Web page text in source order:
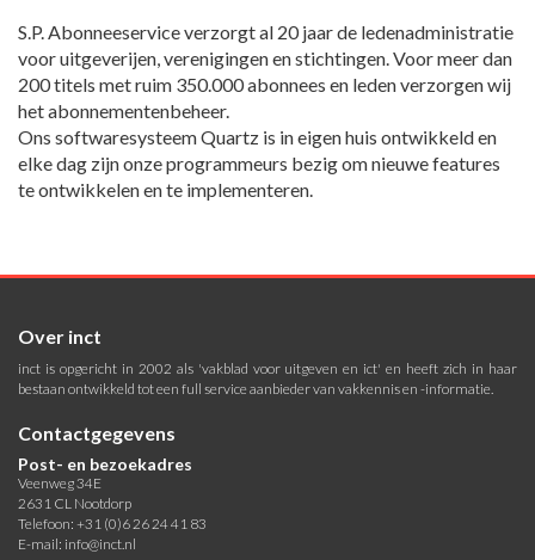
S.P. Abonneeservice verzorgt al 20 jaar de ledenadministratie
voor uitgeverijen, verenigingen en stichtingen. Voor meer dan
200 titels met ruim 350.000 abonnees en leden verzorgen wij
het abonnementenbeheer.
Ons softwaresysteem Quartz is in eigen huis ontwikkeld en
elke dag zijn onze programmeurs bezig om nieuwe features
te ontwikkelen en te implementeren.
Over inct
inct is opgericht in 2002 als 'vakblad voor uitgeven en ict' en heeft zich in haar
bestaan ontwikkeld tot een full service aanbieder van vakkennis en -informatie.
Contactgegevens
Post- en bezoekadres
Veenweg 34E
2631 CL Nootdorp
Telefoon: +31 (0)6 26 24 41 83
E-mail: info@inct.nl